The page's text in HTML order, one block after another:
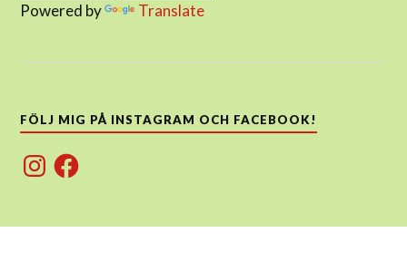
Powered by Translate
FÖLJ MIG PÅ INSTAGRAM OCH FACEBOOK!
InstagramFacebook